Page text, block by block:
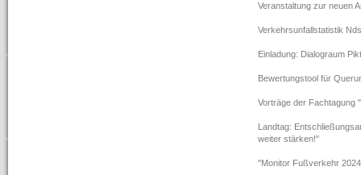
Veranstaltung zur neuen
Verkehrsunfallstatistik
Einladung: Dialograum
Bewertungstool für
Vorträge der Fachtagung
Landtag:
weiter stärken!"
"Monitor Fußverkehr